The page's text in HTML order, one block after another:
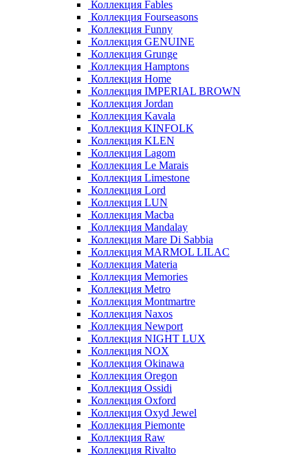
Коллекция Fables
Коллекция Fourseasons
Коллекция Funny
Коллекция GENUINE
Коллекция Grunge
Коллекция Hamptons
Коллекция Home
Коллекция IMPERIAL BROWN
Коллекция Jordan
Коллекция Kavala
Коллекция KINFOLK
Коллекция KLEN
Коллекция Lagom
Коллекция Le Marais
Коллекция Limestone
Коллекция Lord
Коллекция LUN
Коллекция Macba
Коллекция Mandalay
Коллекция Mare Di Sabbia
Коллекция MARMOL LILAC
Коллекция Materia
Коллекция Memories
Коллекция Metro
Коллекция Montmartre
Коллекция Naxos
Коллекция Newport
Коллекция NIGHT LUX
Коллекция NOX
Коллекция Okinawa
Коллекция Oregon
Коллекция Ossidi
Коллекция Oxford
Коллекция Oxyd Jewel
Коллекция Piemonte
Коллекция Raw
Коллекция Rivalto